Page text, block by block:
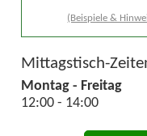
(Beispiele &
Mittagstisch-
Montag - Freitag
12:00 - 14:00